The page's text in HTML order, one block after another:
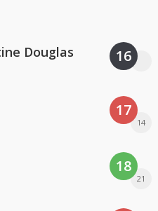
Douglas 16
17
14
18
21